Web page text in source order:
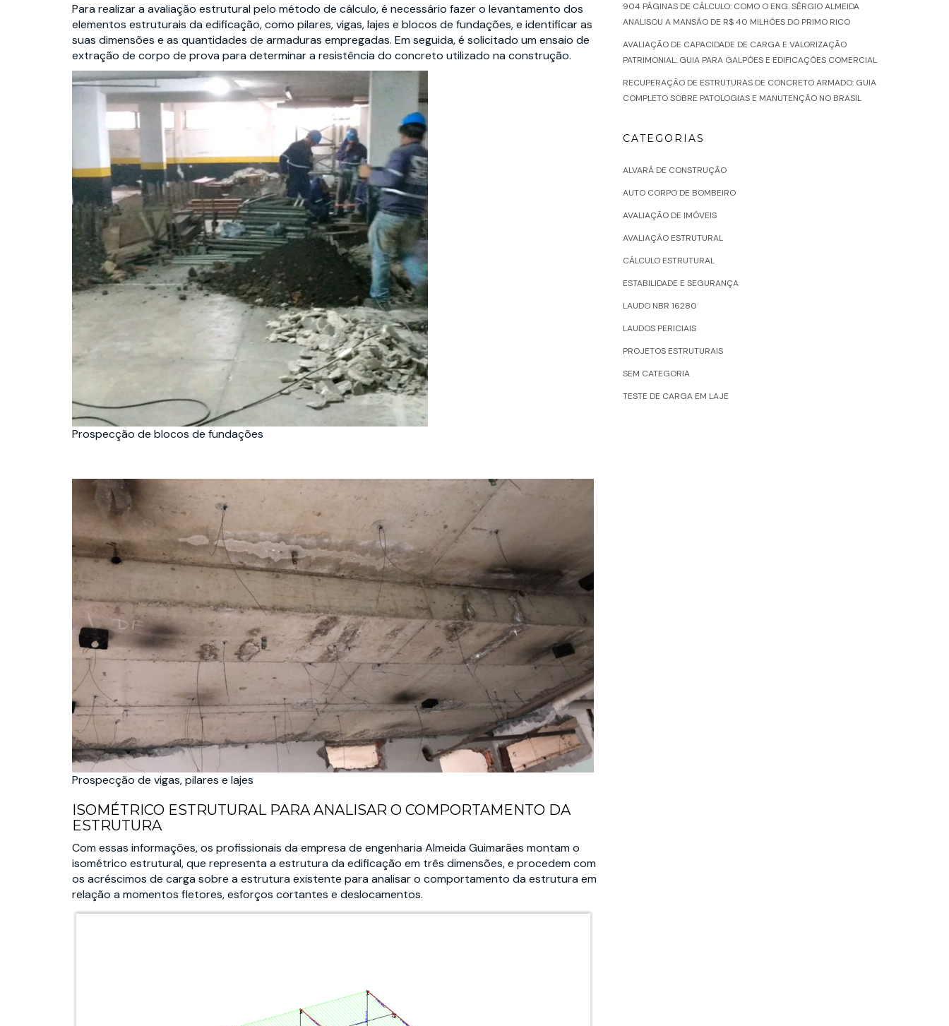
Para realizar a avaliação estrutural pelo método de cálculo, é necessário fazer o levantamento dos
elementos estruturais da edificação, como pilares, vigas, lajes e blocos de fundações, e identificar as
suas dimensões e as quantidades de armaduras empregadas. Em seguida, é solicitado um ensaio de
extração de corpo de prova para determinar a resistência do concreto utilizado na construção.
Prospecção de blocos de fundações
Prospecção de vigas, pilares e lajes
ISOMÉTRICO ESTRUTURAL PARA ANALISAR O COMPORTAMENTO DA
ESTRUTURA
Com essas informações, os profissionais da empresa de engenharia Almeida Guimarães montam o
isométrico estrutural, que representa a estrutura da edificação em três dimensões, e procedem com
os acréscimos de carga sobre a estrutura existente para analisar o comportamento da estrutura em
relação a momentos fletores, esforços cortantes e deslocamentos.
904 PÁGINAS DE CÁLCULO: COMO O ENG. SÉRGIO ALMEIDA
ANALISOU A MANSÃO DE R$ 40 MILHÕES DO PRIMO RICO
AVALIAÇÃO DE CAPACIDADE DE CARGA E VALORIZAÇÃO
PATRIMONIAL: GUIA PARA GALPÕES E EDIFICAÇÕES COMERCIAL
RECUPERAÇÃO DE ESTRUTURAS DE CONCRETO ARMADO: GUIA
COMPLETO SOBRE PATOLOGIAS E MANUTENÇÃO NO BRASIL
CATEGORIAS
ALVARÁ DE CONSTRUÇÃO
AUTO CORPO DE BOMBEIRO
AVALIAÇÃO DE IMÓVEIS
AVALIAÇÃO ESTRUTURAL
CÁLCULO ESTRUTURAL
ESTABILIDADE E SEGURANÇA
LAUDO NBR 16280
LAUDOS PERICIAIS
PROJETOS ESTRUTURAIS
SEM CATEGORIA
TESTE DE CARGA EM LAJE